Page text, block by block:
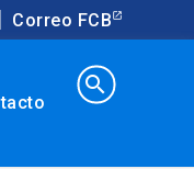
Correo FCB
search